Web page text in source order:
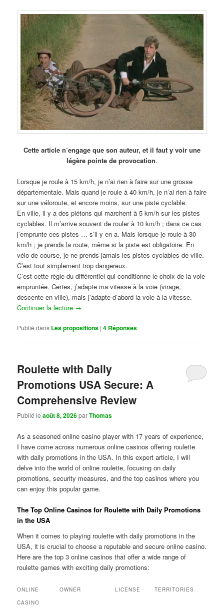
Cette article n’engage que son auteur, et il faut y voir une
légère pointe de provocation.
Lorsque je roule à 15 km/h, je n’ai rien à faire sur une grosse
départementale. Mais quand je roule à 40 km/h, je n’ai rien à faire
sur une véloroute, et encore moins, sur une piste cyclable.
En ville, il y a des piétons qui marchent à 5 km/h sur les pistes
cyclables. Il m’arrive souvent de rouler à 10 km/h ; dans ce cas
j’emprunte ces pistes … s’il y en a. Mais lorsque je roule à 30
km/h ; je prends la route, même si la piste est obligatoire. En
vélo de course, je ne prends jamais les pistes cyclables de ville.
C’est tout simplement trop dangereux.
C’est cette règle du différentiel qui conditionne le choix de la voie
empruntée. Certes, j’adapte ma vitesse à la voie (virage,
descente en ville), mais j’adapte d’abord la voie à la vitesse.
Continuer la lecture →
Publié dans Les propositions |4 Réponses
Roulette with Daily
Promotions USA Secure: A
Comprehensive Review
Publié leaoût 8, 2026parThomas
As a seasoned online casino player with 17 years of experience,
I have come across numerous online casinos offering roulette
with daily promotions in the USA. In this expert article, I will
delve into the world of online roulette, focusing on daily
promotions, security measures, and the top casinos where you
can enjoy this popular game.
The Top Online Casinos for Roulette with Daily Promotions
in the USA
When it comes to playing roulette with daily promotions in the
USA, it is crucial to choose a reputable and secure online casino.
Here are the top 3 online casinos that offer a wide range of
roulette games with exciting daily promotions:
ONLINE
CASINO
OWNER LICENSE TERRITORIES